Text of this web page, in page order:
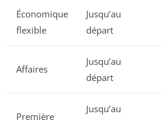
Économique
flexible
Jusqu’au
départ
Affaires
Jusqu’au
départ
Première
Jusqu’au